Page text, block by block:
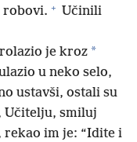
robovi. + Učinili
je kroz *
u neko selo,
ustavši, ostali su
Učitelju, smiluj
rekao im je: “Idite i